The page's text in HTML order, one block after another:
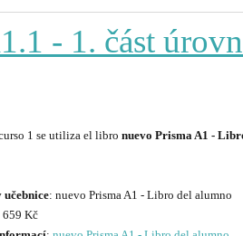
- 1. část
1 se utiliza el libro nuevo Prisma A1 -
učebnice